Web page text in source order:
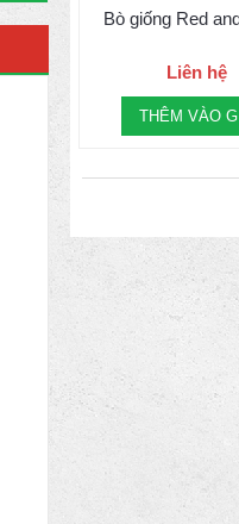
Bò giống Red
Liên hệ
THÊM VÀO